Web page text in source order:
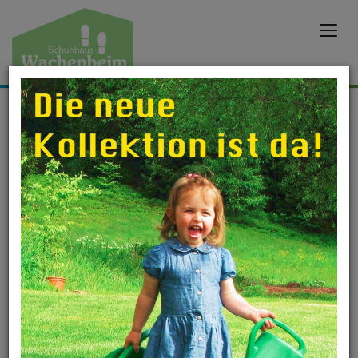
Öffnungszeiten
Hier erfahren Sie, wann wir für Sie da sind!
Zu den Öffnungszeiten